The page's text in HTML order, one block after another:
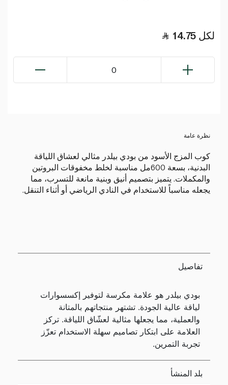
14.75 لكل
0
نظرة عامة
كوب المزج الأسود من بودي بيلدر مثالي لعشاق اللياقة
البدنية، بسعة 600مل مناسبة لخلط مخفوقات البروتين
والمكملات. يتميز بتصميم أنيق وبنية مانعة للتسرب، مما
يجعله مناسباً للاستخدام في النادي الرياضي أو أثناء التنقل.
تفاصيل
بودي بيلدر هو علامة مكرسة لتوفير إكسسوارات
لياقة عالية الجودة. تشتهر منتجاتهم بالمتانة
والعملية، مما يجعلها مثالية لعشّاق اللياقة. تركز
العلامة على ابتكار تصاميم سهلة الاستخدام تعزّز
تجربة التمرين.
بلد المنشأ